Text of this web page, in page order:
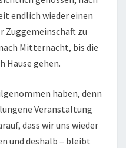
endlich wieder einen
Zuggemeinschaft zu
Mitternacht, bis die
Hause gehen.
haben, denn
Veranstaltung
dass wir uns wieder
und deshalb – bleibt